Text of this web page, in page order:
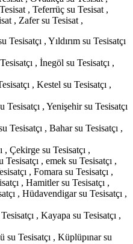
, Teferrüç su Tesisat ,
, Zafer su Tesisat ,
, Yıldırım su Tesisatçı
, İnegöl su Tesisatçı ,
, Kestel su Tesisatçı ,
, Yenişehir su Tesisatçı
Tesisatçı , Bahar su Tesisatçı ,
, Çekirge su Tesisatçı ,
Tesisatçı , emek su Tesisatçı ,
, Fomara su Tesisatçı ,
, Hamitler su Tesisatçı ,
, Hüdavendigar su Tesisatçı ,
, Kayapa su Tesisatçı ,
su Tesisatçı , Küplüpınar su